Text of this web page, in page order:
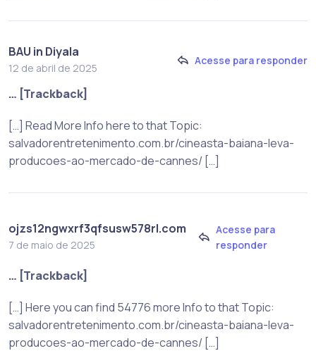
BAU in Diyala
12 de abril de 2025
Acesse para responder
… [Trackback]
[…] Read More Info here to that Topic:
salvadorentretenimento.com.br/cineasta-baiana-leva-
producoes-ao-mercado-de-cannes/ […]
ojzs12ngwxrf3qfsusw578rl.com
7 de maio de 2025
Acesse para
responder
… [Trackback]
[…] Here you can find 54776 more Info to that Topic:
salvadorentretenimento.com.br/cineasta-baiana-leva-
producoes-ao-mercado-de-cannes/ […]